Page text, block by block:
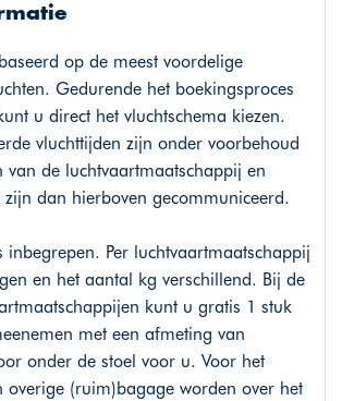
op de meest voordelige
Gedurende het boekingsproces
u direct het vluchtschema kiezen.
vluchttijden zijn onder voorbehoud
van de luchtvaartmaatschappij en
dan hierboven gecommuniceerd.
inbegrepen. Per luchtvaartmaatschappij
en het aantal kg verschillend. Bij de
kunt u gratis 1 stuk
met een afmeting van
onder de stoel voor u. Voor het
overige (ruim)bagage worden over het